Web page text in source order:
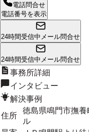
電話問合せ
電話番号を表示
24時間受信中 メール問合せ
24時間受信中 メール問合せ
事務所詳細
インタビュー
解決事例
住所
徳島県鳴門市撫
ル